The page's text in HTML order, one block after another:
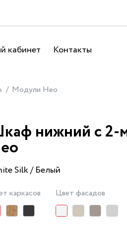
кабинет Контакты
Модули Нео
нижний с 2-
Silk / Белый
каркасов Цвет фасадов